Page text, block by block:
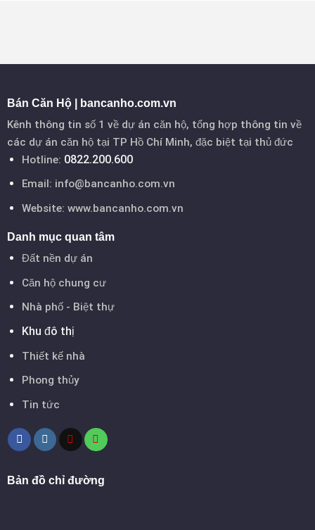
Tại TP. Thủ
Bán Căn Hộ | bancanho.com.vn
Kênh thông tin số 1 về dự án căn hộ, tổng hợp thông tin về
các dự án căn hộ tại TP Hồ Chí Minh, đặc biệt tại thủ đức
Hotline: 0822.200.600
Email: info@bancanho.com.vn
Website: www.bancanho.com.vn
Danh mục quan tâm
Đất nền dự án
Căn hộ chung cư
Nhà phố - Biệt thự
Khu đô thị
Thiết kế nhà
Phong thủy
Tin tức
Bản đồ chỉ đường